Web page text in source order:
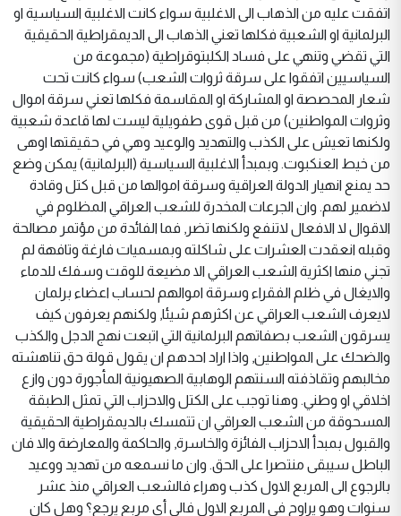
اتفقت عليه من الذهاب الى الاغلبية سواء كانت الاغلبية السياسية او
البرلمانية او الشعبية فكلها تعني الذهاب الى الديمقراطية الحقيقية
التي تقضي وتنهي على فساد الكلبتوقراطية (مجموعة من
السياسيين اتفقوا على سرقة ثروات الشعب) سواء كانت تحت
شعار المحصصة او المشاركة او المقاسمة فكلها تعني سرقة اموال
وثروات المواطنين) من قبل قوى طفويلية ليست لها قاعدة شعبية
ولكنها تعيش على الكذب والتهديد والوعيد وهي في حقيقتها اوهى
من خيط العنكبوت. وبمبدأ الاغلبية السياسية (البرلمانية) يمكن وضع
حد يمنع انهيار الدولة العراقية وسرقة اموالها من قبل كتل وقادة
لاضمير لهم. وان الجرعات المخدرة للشعب العراقي المظلوم في
الاقوال لا الافعال لاتنفع ولكنها تضر, فما الفائدة من مؤتمر مصالحة
وقبله انعقدت العشرات على شاكلته وبمسميات فارغة وتافهة لم
تجني منها اكثرية الشعب العراقي الا مضيعة للوقت وسفك للدماء
والايغال في ظلم الفقراء وسرقة اموالهم لحساب اعضاء برلمان
لايعرف الشعب العراقي عن اكثرهم شيئا, ولكنهم يعرفون كيف
يسرقون الشعب بصفاتهم البرلمانية التي اتبعت نهج الدجل والكذب
والضحك على المواطنين, واذا اراد احدهم ان يقول قولة حق تناهشته
مخالبهم وتقاذفته السنتهم الوهابية الصهيونية المأجورة دون وازع
اخلاقي او وطني. وهنا توجب على الكتل والاحزاب التي تمثل الطبقة
المسحوقة من الشعب العراقي ان تتمسك بالديمقراطية الحقيقية
والقبول بمبدأ الاحزاب الفائزة والخاسرة, والحاكمة والمعارضة والا فان
الباطل سيبقى منتصرا على الحق. وان ما نسمعه من تهديد ووعيد
بالرجوع الى المربع الاول كذب وهراء فالشعب العراقي منذ عشر
سنوات وهو يراوح في المربع الاول فالى أي مربع يرجع؟ وهل كان